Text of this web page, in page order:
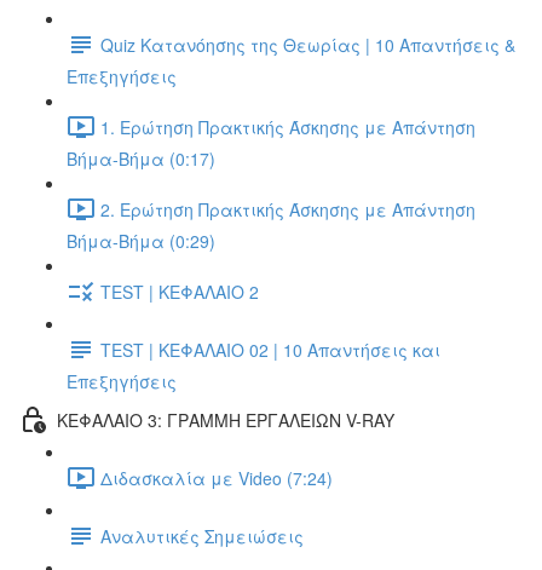
Quiz Κατανόησης της Θεωρίας | 10 Απαντήσεις &
Επεξηγήσεις
1. Ερώτηση Πρακτικής Άσκησης με Απάντηση
Βήμα-Βήμα (0:17)
2. Ερώτηση Πρακτικής Άσκησης με Απάντηση
Βήμα-Βήμα (0:29)
TEST | ΚΕΦΑΛΑΙΟ 2
TEST | ΚΕΦΑΛΑΙΟ 02 | 10 Απαντήσεις και
Επεξηγήσεις
ΚΕΦΑΛΑΙΟ 3: ΓΡΑΜΜΗ ΕΡΓΑΛΕΙΩΝ V-RAY
Διδασκαλία με Video (7:24)
Αναλυτικές Σημειώσεις